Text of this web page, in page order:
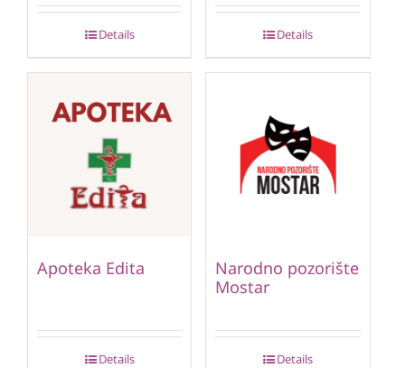
Details Details
Apoteka Edita
Details
Narodno pozorište
Mostar
Details